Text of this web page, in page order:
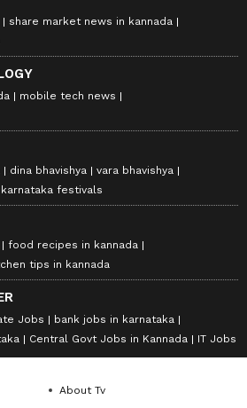
share market news in kannada
mobile tech news
dina bhavishya
vara bhavishya
karnataka festivals
food recipes in kannada
tips in kannada
Jobs
bank jobs in karnataka
Central Govt Jobs in Kannada IT Jobs
About Tv